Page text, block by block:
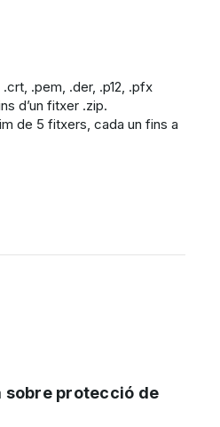
.pem, .der, .p12, .pfx
d’un fitxer .zip.
de 5 fitxers, cada un fins a
sobre protecció de